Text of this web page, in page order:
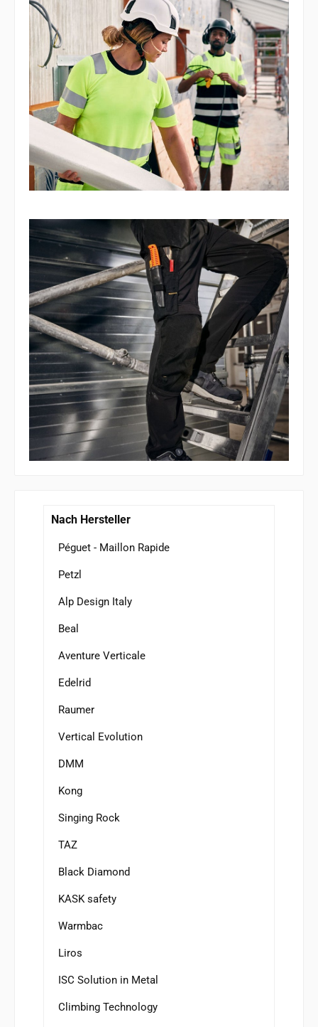
Nach Hersteller
Péguet - Maillon Rapide
Petzl
Alp Design Italy
Beal
Aventure Verticale
Edelrid
Raumer
Vertical Evolution
DMM
Kong
Singing Rock
TAZ
Black Diamond
KASK safety
Warmbac
Liros
ISC Solution in Metal
Climbing Technology